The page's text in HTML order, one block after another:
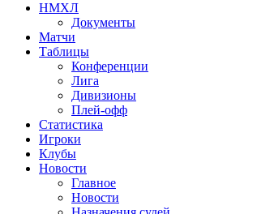
НМХЛ
Документы
Матчи
Таблицы
Конференции
Лига
Дивизионы
Плей-офф
Статистика
Игроки
Клубы
Новости
Главное
Новости